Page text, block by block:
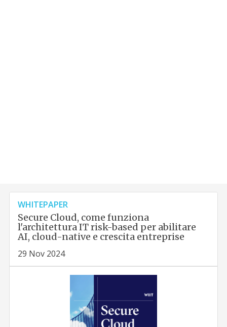
WHITEPAPER
Secure Cloud, come funziona
l'architettura IT risk-based per abilitare
AI, cloud-native e crescita entreprise
29 Nov 2024